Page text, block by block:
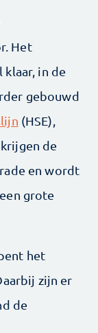
Het
in de
gebouwd
(HSE),
de
en wordt
grote
het
zijn er
de